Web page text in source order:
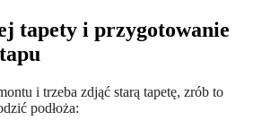
tapety i przygotowanie
i trzeba zdjąć starą tapetę, zrób to
podłoża: